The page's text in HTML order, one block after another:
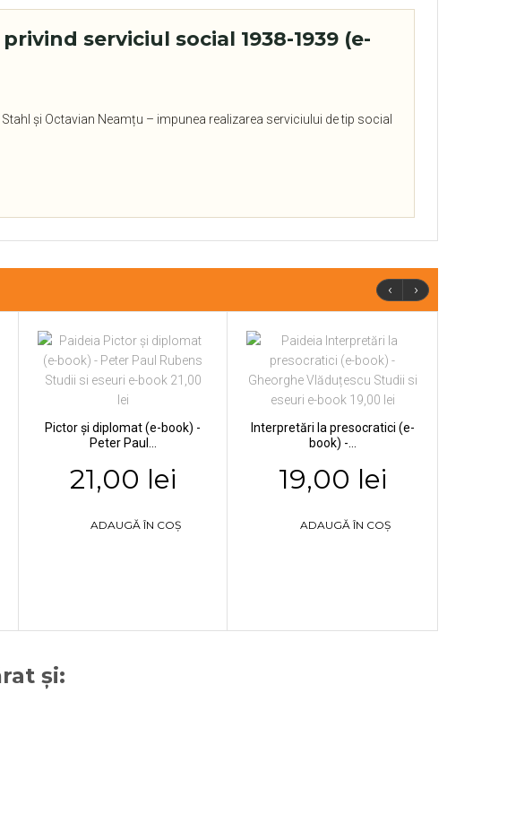
serviciul social 1938-1939 (e-
și Octavian Neamțu – impunea realizarea serviciului de tip social
‹ ›
Pictor și diplomat (e-book) -
Peter Paul...
21,00 lei
ADAUGĂ ÎN COȘ
Interpretări la presocratici (e-
book) -...
19,00 lei
ADAUGĂ ÎN COȘ
și: